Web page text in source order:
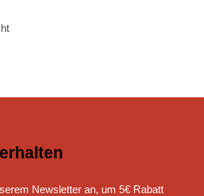
Newsletter an, um 5€ Rabatt